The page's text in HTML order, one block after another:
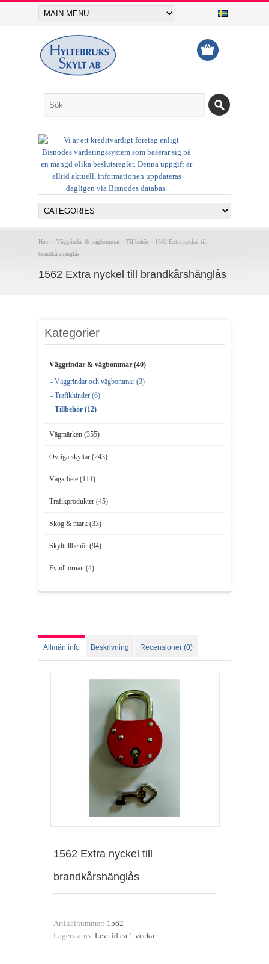
Hem Väggrindar & vägbommar Tillbehör
1562 Extra nyckel till
brandkårshänglås
1562 Extra nyckel till brandkårshänglås
Kategorier
Väggrindar & vägbommar (40)
- Väggrindar och vägbommar (3)
- Trafikhinder (6)
- Tillbehör (12)
Vägmärken (355)
Övriga skyltar (243)
Vägarbete (111)
Trafikprodukter (45)
Skog & mark (33)
Skylttillbehör (94)
Fyndhörnan (4)
Allmän info Beskrivning Recensioner (0)
1562 Extra nyckel till
brandkårshänglås
Artikelnummer: 1562
Lagerstatus: Lev tid ca 1 vecka